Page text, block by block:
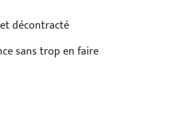
décontracté
sans trop en faire